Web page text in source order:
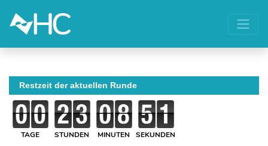
Restzeit der aktuellen Runde
TAGE STUNDEN MINUTEN SEKUNDEN